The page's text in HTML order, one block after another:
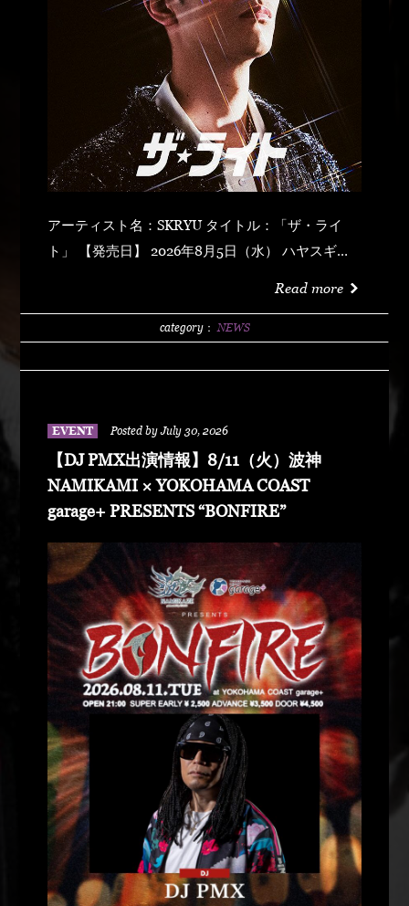
アーティスト名：SKRYU タイトル：「ザ・ライ
ト」 【発売日】 2026年8月5日（水） ハヤスギテ
リング (prod by DJ PMX) マッパ・ノ・オウサマ
Read more
category： NEWS
EVENT Posted by July 30, 2026
【DJ PMX出演情報】8/11（火）波神
NAMIKAMI × YOKOHAMA COAST
garage+ PRESENTS “BONFIRE”